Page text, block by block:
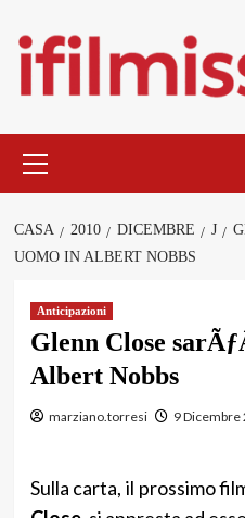
contenuto
principale
CASA 2010 DICEMBRE J
UOMO IN ALBERT NOBBS
Anticipazioni
Glenn Close
Albert Nobbs
marziano.torresi 9 Dicembre
Sulla carta, il prossimo